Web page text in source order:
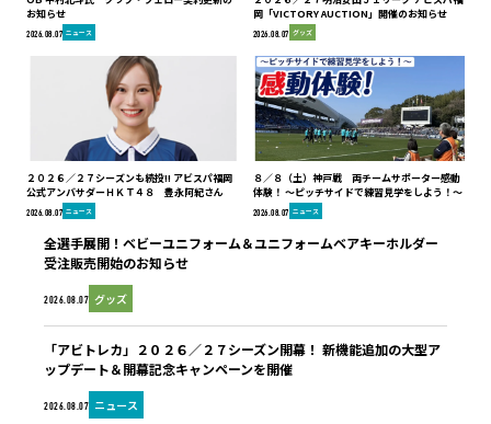
お知らせ
2026.08.07 ニュース
岡「VICTORY AUCTION」開催のお知らせ
2026.08.07 グッズ
２０２６／２７シーズンも続投!! アビスパ福岡
公式アンバサダーＨＫＴ４８ 豊永阿紀さん
2026.08.07 ニュース
８／８（土）神戸戦 両チームサポーター感動
体験！ ～ピッチサイドで練習見学をしよう！～
2026.08.07 ニュース
2026.08.07 グッズ
全選手展開！ベビーユニフォーム＆ユニフォームベアキーホルダー
受注販売開始のお知らせ
2026.08.07 ニュース
「アビトレカ」２０２６／２７シーズン開幕！ 新機能追加の大型ア
ップデート＆開幕記念キャンペーンを開催